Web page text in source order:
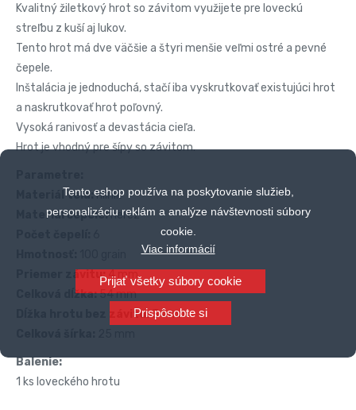
Tento eshop používa na poskytovanie služieb,
personalizáciu reklám a analýze návštevnosti súbory
cookie.
Viac informácií
Prijať všetky súbory cookie
Prispôsobte si
Kvalitný žiletkový hrot so závitom využijete pre loveckú
streľbu z kuší aj lukov.
Tento hrot má dve väčšie a štyri menšie veľmi ostré a pevné
čepele.
Inštalácia je jednoduchá, stačí iba vyskrutkovať existujúci hrot
a naskrutkovať hrot poľovný.
Vysoká ranivosť a devastácia cieľa.
Hrot je vhodný pre šípy so závitom.
Materiál tela: hliník
Materiál čepele:nerez
Priemer závitu:4 mm
Celková dĺžka:54 mm
Dĺžka hrotu bez závitu:34 mm
Balenie:
1 ks loveckého hrotu